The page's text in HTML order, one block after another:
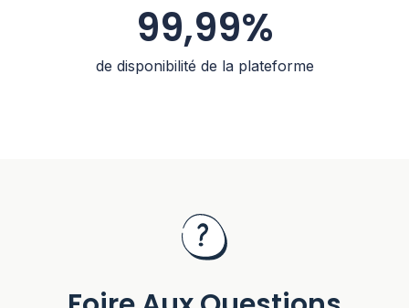
99,99%
de disponibilité de la plateforme